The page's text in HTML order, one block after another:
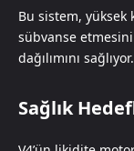
Bu sistem,
sübvanse
dağılımını sağlıyor.
Sağlık